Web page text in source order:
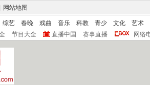
网站地图
综艺 春晚 戏曲 音乐 科教 青少 文化
艺术
节目大全 直播中国 赛事直播 网络